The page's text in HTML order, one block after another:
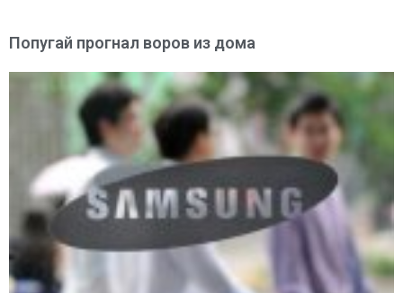
Попугай прогнал воров из дома